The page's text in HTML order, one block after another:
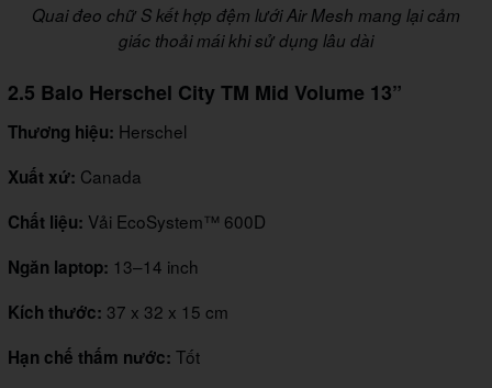
Quai đeo chữ S kết hợp đệm lưới Air Mesh mang lại cảm
giác thoải mái khi sử dụng lâu dài
2.5 Balo Herschel City TM Mid Volume 13”
Thương hiệu: Herschel
Xuất xứ: Canada
Chất liệu: Vải EcoSystem™ 600D
Ngăn laptop: 13–14 inch
Kích thước: 37 x 32 x 15 cm
Hạn chế thấm nước: Tốt